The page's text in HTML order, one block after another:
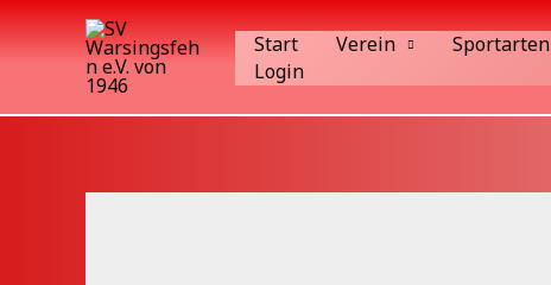
Zum
Inhalt
Start Verein Sportarten
Login